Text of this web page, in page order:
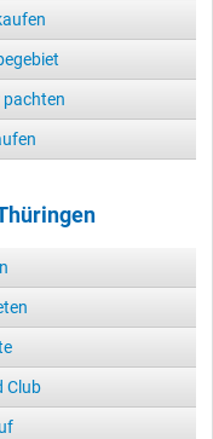
pachten
Club